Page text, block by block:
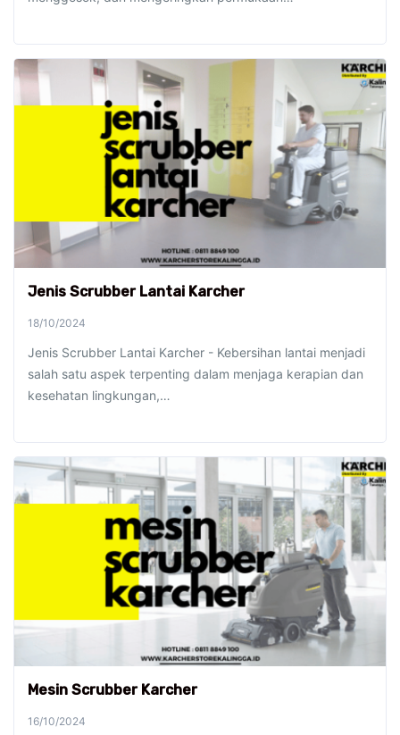
Jenis Scrubber Lantai Karcher
18/10/2024
Jenis Scrubber Lantai Karcher - Kebersihan lantai menjadi
salah satu aspek terpenting dalam menjaga kerapian dan
kesehatan lingkungan,…
Mesin Scrubber Karcher
16/10/2024